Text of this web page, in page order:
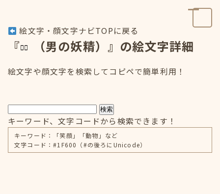
絵文字・顔文字ナビTOPに戻る
『 （男の妖精）』の絵文字詳細
絵文字や顔文字を検索してコピペで簡単利用！
検索
キーワード、文字コードから検索できます！
キーワード：「笑顔」「動物」など
文字コード：#1F600（#の後ろにUnicode）